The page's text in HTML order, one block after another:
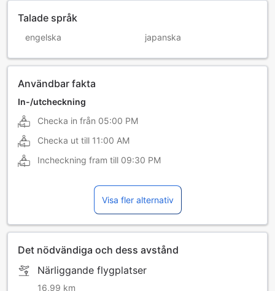
Talade språk
engelska japanska
Användbar fakta
In-/utcheckning
Checka in från 05:00 PM
Checka ut till 11:00 AM
Incheckning fram till 09:30 PM
Visa fler alternativ
Det nödvändiga och dess avstånd
Närliggande flygplatser
16,99 km